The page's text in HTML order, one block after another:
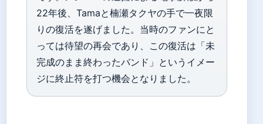
22年後、Tamaと楠瀬タクヤの手で一夜限
りの復活を遂げました。当時のファンにと
っては待望の再会であり、この復活は「未
完成のまま終わったバンド」というイメー
ジに終止符を打つ機会となりました。